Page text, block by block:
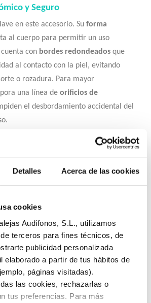
Detalles Acerca de las cookies
cookies
Audifonos, S.L., utilizamos
terceros para fines técnicos, de
publicidad personalizada
elaborado a partir de tus hábitos de
páginas visitadas).
las cookies, rechazarlas o
tus preferencias. Para más
y Seguro
en este accesorio. Su forma
al cuerpo para permitir un uso
con bordes redondeados que
al contacto con la piel, evitando
o rozadura. Para mayor
una línea de orificios de
el desbordamiento accidental del
sin Esfuerzo
modelos básicos que requieren ser
para vaciarlos, este bidé incluye una
. Este sistema permite abrir el desagüe
el inodoro una vez finalizado el aseo.
de salpicaduras y facilita
a personas con movilidad reducida
Mantenimiento Higiénico
de alta durabilidad, este producto